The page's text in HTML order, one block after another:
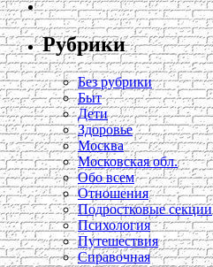
Рубрики
Без рубрики
Быт
Дети
Здоровье
Москва
Московская обл.
Обо всем
Отношения
Подростковые секции
Психология
Путешествия
Справочная